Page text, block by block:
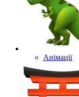
Анімації